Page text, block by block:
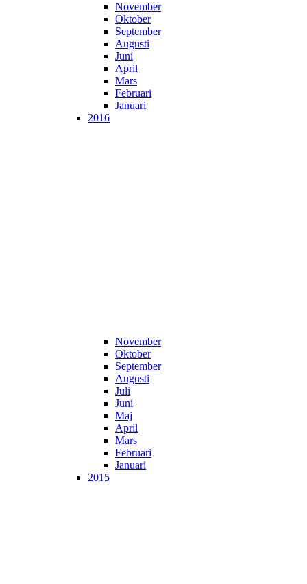
November
Oktober
September
Augusti
Juni
April
Mars
Februari
Januari
2016
November
Oktober
September
Augusti
Juli
Juni
Maj
April
Mars
Februari
Januari
2015